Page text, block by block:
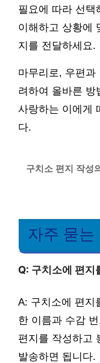
필요에 따라 선택
이해하고 상황에
지를 전달하세요.
마무리로, 우편과
려하여 올바른 방
사랑하는 이에게
다.
구치소 편지 작성
자주 묻는
Q: 구치소에 편지
A: 구치소에 편지
한 이름과 수감
편지를 작성하고
발송하면 됩니다.